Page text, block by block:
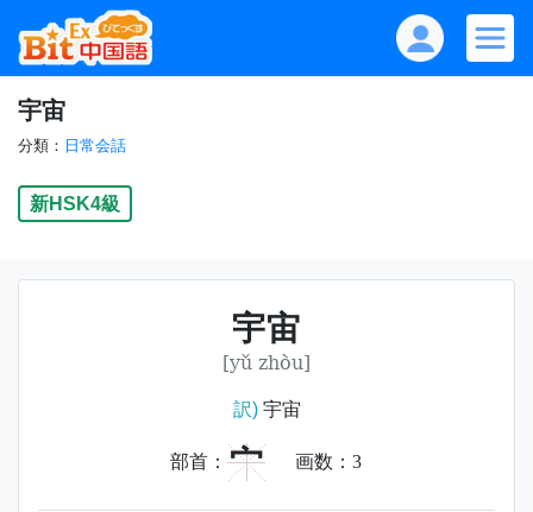
宇宙
分類： 日常会話
新HSK4級
宇宙
[yǔ zhòu]
訳)宇宙
部首： 宀 画数： 3